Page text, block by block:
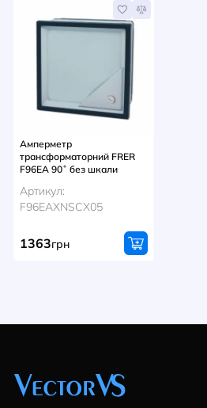
Амперметр
трансформаторний FRER
F96EA 90˚ без шкали
Артикул:
F96EAXNSCX05
1363грн